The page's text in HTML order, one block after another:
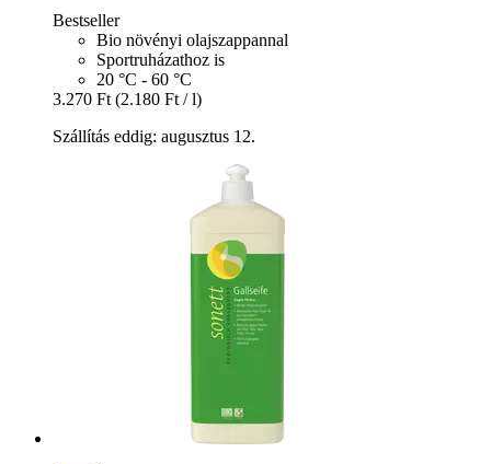
Bestseller
Bio növényi olajszappannal
Sportruházathoz is
20 °C - 60 °C
3.270 Ft (2.180 Ft / l)
Szállítás eddig: augusztus 12.